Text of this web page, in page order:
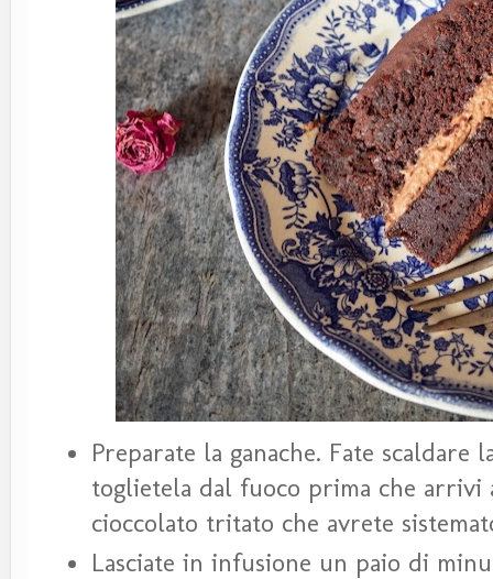
Preparate la ganache. Fate scaldare
toglietela dal fuoco prima che arrivi
cioccolato tritato che avrete
Lasciate in infusione un paio di